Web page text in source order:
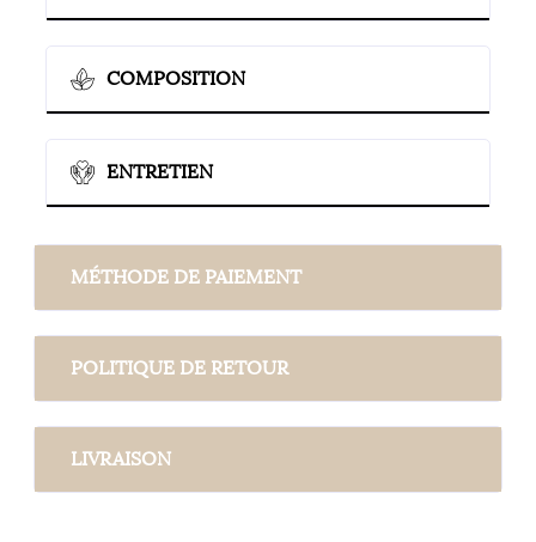
COMPOSITION
ENTRETIEN
MÉTHODE DE PAIEMENT
POLITIQUE DE RETOUR
LIVRAISON